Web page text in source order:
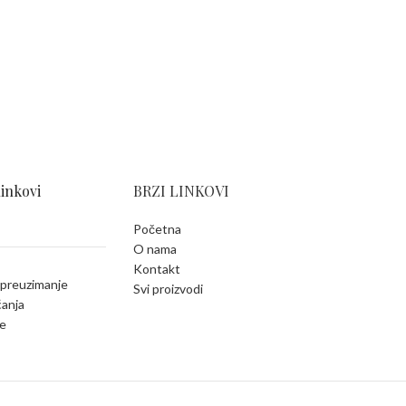
BRZI LINKOVI
Početna
O nama
Kontakt
Svi proizvodi